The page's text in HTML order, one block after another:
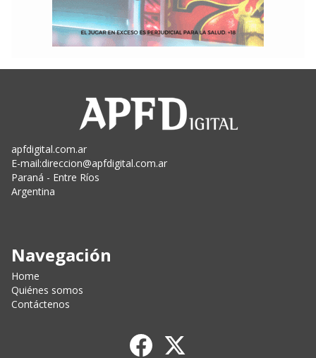
apfdigital.com.ar
E-mail:direccion@apfdigital.com.ar
Paraná - Entre Ríos
Argentina
Navegación
Home
Quiénes somos
Contáctenos